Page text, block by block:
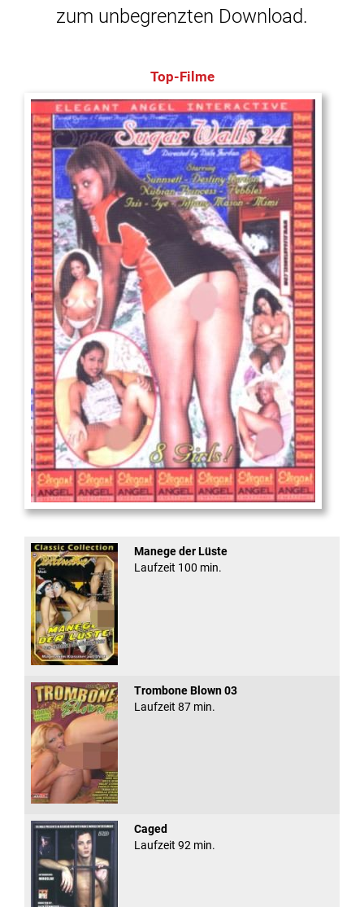
zum unbegrenzten Download.
Top-Filme
Sugar Walls #24
Manege der Lüste
Laufzeit 100 min.
Trombone Blown 03
Laufzeit 87 min.
Caged
Laufzeit 92 min.